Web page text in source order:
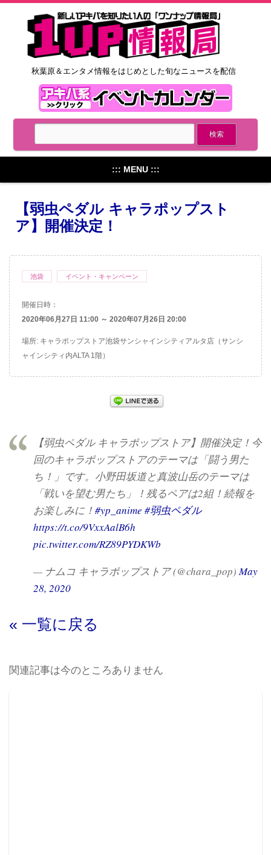
秋葉原＆エンタメ情報をはじめとした旬なニュースを配信
::: MENU :::
【弱虫ペダル キャラポップスト
ア】開催決定！
池袋 イベント・キャンペーン
開催日時：
2020年06月27日 11:00 ～ 2020年07月26日 20:00
場所: キャラポップストア池袋サンシャインシティアルタ店（サンシ
ャインシティ内ALTA 1階）
【弱虫ペダル キャラポップストア】開催決定！今
回のキャラポップストアのテーマは「闘う男た
ち！」です。小野田坂道と真波山岳のテーマは
「戦いを望む男たち」！残るペアは2組！続報を
お楽しみに！ #yp_anime #弱虫ペダル
https://t.co/9VxxAalB6h
pic.twitter.com/RZ89PYDKWb
— ナムコ キャラポップストア (@chara_pop)May
28, 2020
« 一覧に戻る
関連記事は今のところありません